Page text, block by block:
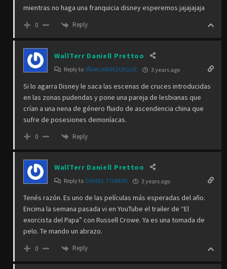
mientras no haga una franquicia disney esperemos jajajajaja
0 Reply
WallTerr Daniell Prettoo
Reply to IÑAKI ARANZUEQUE 3 years ago
Si lo agarra Disney le saca las escenas de cruces introducidas
en las zonas pudendas y pone una pareja de lesbianas que
crían a una nena de género fluido de ascendencia china que
sufre de posesiones demoníacas.
0 Reply
WallTerr Daniell Prettoo
Reply to DANIEL TOWERS 3 years ago
Tenés razón. Es uno de las películas más esperadas del año.
Encima la semana pasada vi en YouTube el trailer de “El
exorcista del Papa” con Russell Crowe. Ya es una tomada de
pelo. Te mando un abrazo.
0 Reply